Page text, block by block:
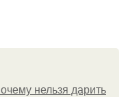
нельзя дарить